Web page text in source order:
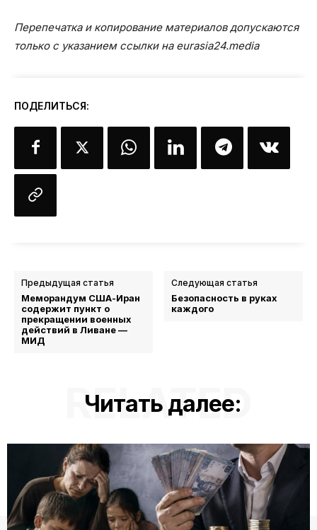
Перепечатка и копирование материалов допускаются
только с указанием ссылки на eurasia24.media
ПОДЕЛИТЬСЯ:
Предыдущая статья
Меморандум США-Иран
содержит пункт о
прекращении военных
действий в Ливане —
МИД
Следующая статья
Безопасность в руках
каждого
Читать далее:
RELATED